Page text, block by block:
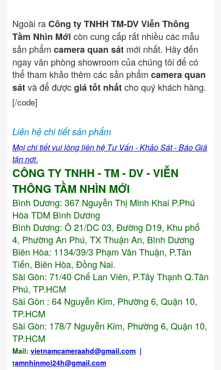
Ngoài raCông ty TNHH TM-DV Viễn Thông
Tầm Nhìn Mới còn cung cấp rất nhiều các mẫu
sản phẩm camera quan sát mới nhất. Hãy đến
ngay văn phòng showroom của chúng tôi để có
thể tham khảo thêm các sản phẩm camera quan
sátvà để đượcgiá tốt nhấtcho quý khách hàng.
[/code]
Liên hệ chi tiết sản phẩm
Mọi chi tiết vui lòng liên hệ Tư Vấn - Khảo Sát - Báo Giá
tận nơi.
CÔNG TY TNHH - TM - DV - VIỄN
THÔNG TẦM NHÌN MỚI
Bình Dương: 367 Nguyễn Thị Minh Khai P.Phú
Hòa TDM Bình Dương
Bình Dương: Ô 21/DC 03, Đường D19, Khu phố
4, Phường An Phú, TX Thuận An, Bình Dương
Biên Hòa: 1134/39/3 Phạm Văn Thuận, P.Tân
Tiến, Biên Hòa, Đồng Nai.
Sài Gòn: 71/40 Chế Lan Viên, P.Tây Thạnh Q.Tân
Phú, TP.HCM
Sài Gòn : 64 Nguyễn Kim, Phường 6, Quận 10,
TP.HCM
Sài Gòn: 178/7 Nguyễn Kim, Phường 6, Quận 10,
TP.HCM
Mail: vietnamcameraahd@gmail.com |
tamnhinmoi24h@gmail.com